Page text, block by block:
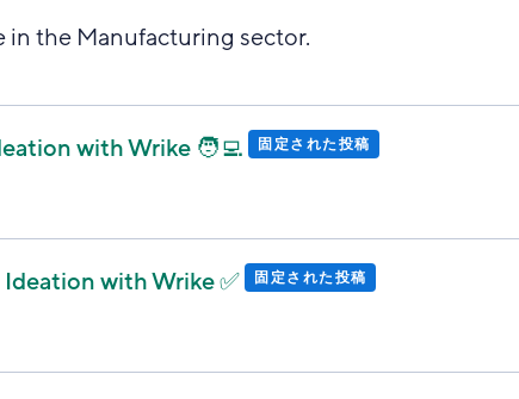
in the Manufacturing sector.
with Wrike 🧑‍💻 固定された投稿
with Wrike ✅ 固定された投稿